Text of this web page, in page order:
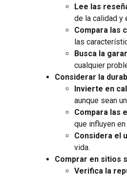
Lee las
de la calidad y
Compara las
las
Busca la
cualquier
Considerar la
Invierte en
aunque sean
Compara las
que influyen
Considera el
vida.
Comprar en sitios
Verifica la